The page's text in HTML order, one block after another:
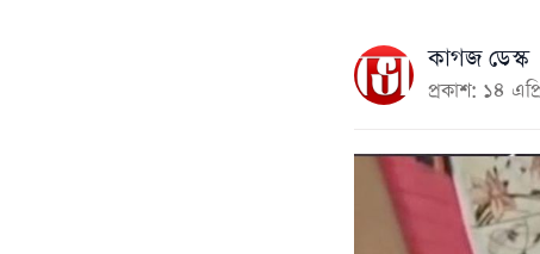
কাগজ ডেস্ক
প্রকাশ: ১৪